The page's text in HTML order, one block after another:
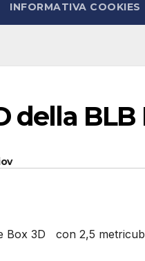
INFORMATIVA COOKIES
della
Box 3D con 2,5